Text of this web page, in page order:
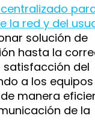
la red y del
solución de
hasta la
satisfacción del
a los equipos
manera
de la